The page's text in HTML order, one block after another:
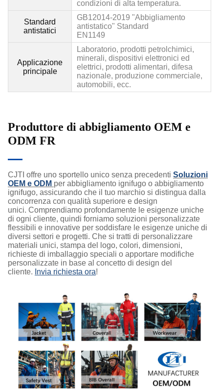
condizioni di alta temperatura.
Standard
antistatici
GB12014-2019 "Abbigliamento
antistatico" Standard
EN1149
Applicazione
principale
Laboratorio, prodotti petrolchimici,
minerali, dispositivi elettronici ed
elettrici, prodotti alimentari, difesa
nazionale, produzione commerciale,
automobili, ecc.
Produttore di abbigliamento OEM e
ODM FR
CJTI offre uno sportello unico senza precedenti Soluzioni
OEM e ODM per abbigliamento ignifugo o abbigliamento
ignifugo, assicurando che il tuo marchio si distingua dalla
concorrenza con qualità superiore e design
unici. Comprendiamo profondamente le esigenze uniche
di ogni cliente, quindi forniamo soluzioni personalizzate
flessibili e innovative per soddisfare le esigenze uniche di
diversi settori e progetti. Che si tratti di personalizzare
materiali unici, stampa del logo, colori, dimensioni,
richieste di imballaggio speciali o apportare modifiche
personalizzate in base al concetto di design del
cliente. Invia richiesta ora!